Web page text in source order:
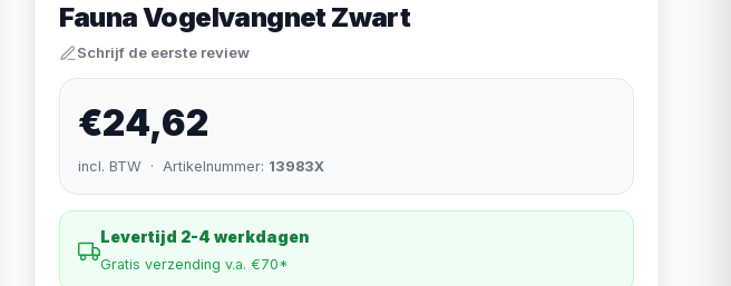
Fauna Vogelvangnet Zwart
Schrijf de eerste review
€24,62
incl. BTW · Artikelnummer: 13983X
Levertijd 2-4 werkdagen
Gratis verzending v.a. €70*